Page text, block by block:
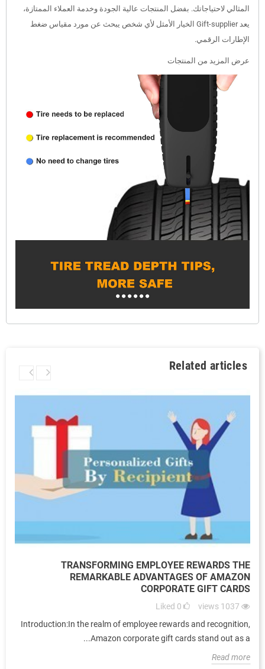
المثالي لاحتياجاتك. بفضل المنتجات عالية الجودة وخدمة العملاء الممتازة،
يعد Gift-supplier الخيار الأمثل لأي شخص يبحث عن مورد مقياس ضغط
الإطارات الرقمي.
عرض المزيد من المنتجات
Related articles
TRANSFORMING EMPLOYEE REWARDS THE
REMARKABLE ADVANTAGES OF AMAZON
CORPORATE GIFT CARDS
1037
views
0
Liked
Introduction:In the realm of employee rewards and recognition,
Amazon corporate gift cards stand out as a...
Read more